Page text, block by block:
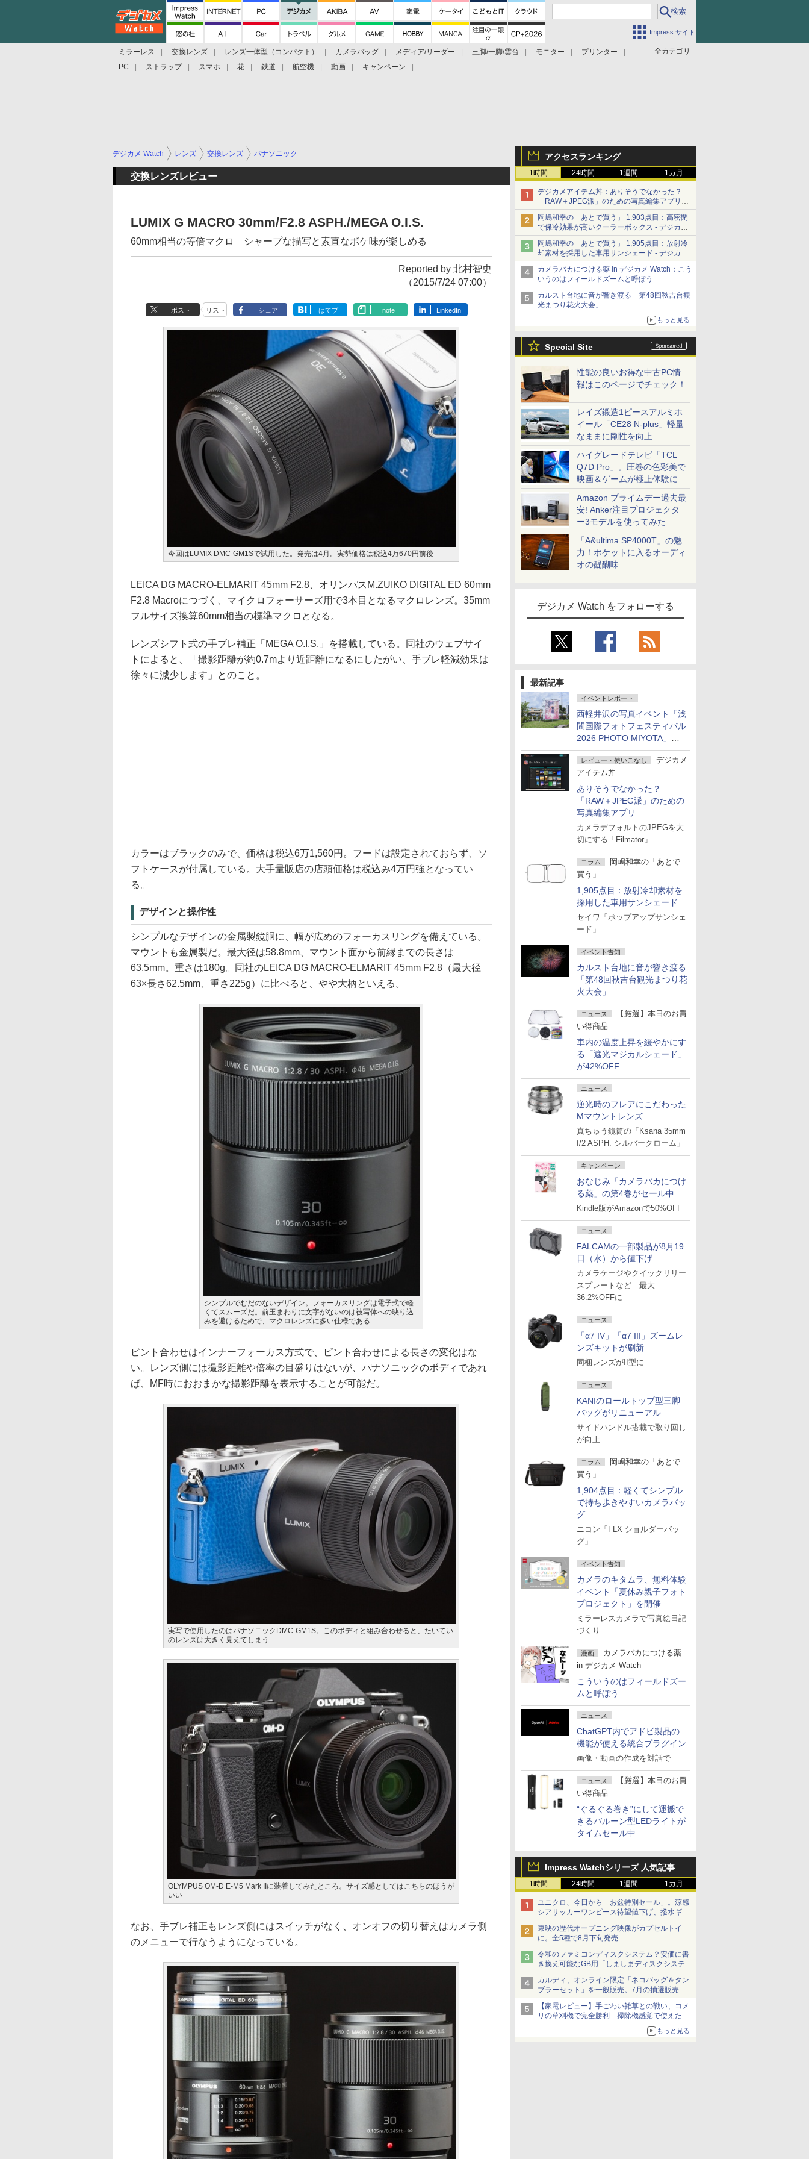
Impress サイト
全カテゴリ
ミラーレス 交換レンズ レンズ一体型（コンパクト） カメラバッグ メディア/リーダー 三脚/一脚/雲台 モニター
プリンター
PC
ストラップ スマホ 花 鉄道 航空機 動画 キャンペーン
アクセスランキング
1時間 24時間 1週間 1カ月
デジカメアイテム丼：ありそうでなかった？
「RAW＋JPEG派」のための写真編集アプリ
カメラデフォルトのJPEGを大切にする
「Filmator」
岡嶋和幸の「あとで買う」 1,903点目：高密閉
で保冷効果が高いクーラーボックス - デジカメ
Watch
岡嶋和幸の「あとで買う」 1,905点目：放射冷
却素材を採用した車用サンシェード - デジカメ
Watch
カメラバカにつける薬 in デジカメ Watch：こう
いうのはフィールドズームと呼ぼう
カルスト台地に音が響き渡る「第48回秋吉台観
光まつり花火大会」
もっと見る
Special Site
性能の良いお得な中古PC情
報はこのページでチェック！
レイズ鍛造1ピースアルミホ
イール「CE28 N-plus」軽量
なままに剛性を向上
ハイグレードテレビ「TCL
Q7D Pro」。圧巻の色彩美で
映画＆ゲームが極上体験に
Amazon プライムデー過去最
安! Anker注目プロジェクタ
ー3モデルを使ってみた
「A&ultima SP4000T」の魅
力！ポケットに入るオーディ
オの醍醐味
デジカメ Watch をフォローする
最新記事
イベントレポート
西軽井沢の写真イベント「浅
間国際フォトフェスティバル
2026 PHOTO MIYOTA」が
開幕
レビュー・使いこなし
デジカメ
アイテム丼
ありそうでなかった？
「RAW＋JPEG派」のための
写真編集アプリ
カメラデフォルトのJPEGを大
切にする「Filmator」
コラム
岡嶋和幸の「あとで
買う」
1,905点目：放射冷却素材を
採用した車用サンシェード
セイワ「ポップアップサンシェ
ード」
イベント告知
カルスト台地に音が響き渡る
「第48回秋吉台観光まつり花
火大会」
ニュース
【厳選】本日のお買
い得商品
車内の温度上昇を緩やかにす
る「遮光マジカルシェード」
が42%OFF
ニュース
逆光時のフレアにこだわった
Mマウントレンズ
真ちゅう鏡筒の「Ksana 35mm
f/2 ASPH. シルバークローム」
キャンペーン
おなじみ「カメラバカにつけ
る薬」の第4巻がセール中
Kindle版がAmazonで50%OFF
ニュース
FALCAMの一部製品が8月19
日（水）から値下げ
カメラケージやクイックリリー
スプレートなど 最大
36.2%OFFに
ニュース
「α7 IV」「α7 III」ズームレ
ンズキットが刷新
同梱レンズがII型に
ニュース
KANIのロールトップ型三脚
バッグがリニューアル
サイドハンドル搭載で取り回し
が向上
コラム
岡嶋和幸の「あとで
買う」
1,904点目：軽くてシンプル
で持ち歩きやすいカメラバッ
グ
ニコン「FLX ショルダーバッ
グ」
イベント告知
カメラのキタムラ、無料体験
イベント「夏休み親子フォト
プロジェクト」を開催
ミラーレスカメラで写真絵日記
づくり
漫画
カメラバカにつける薬
in デジカメ Watch
こういうのはフィールドズー
ムと呼ぼう
ニュース
ChatGPT内でアドビ製品の
機能が使える統合プラグイン
画像・動画の作成を対話で
ニュース
【厳選】本日のお買
い得商品
“ぐるぐる巻き”にして運搬で
きるバルーン型LEDライトが
タイムセール中
Impress Watchシリーズ 人気記事
1時間 24時間 1週間 1カ月
ユニクロ、今日から「お盆特別セール」。涼感
シアサッカーワンピース待望値下げ、撥水ギア
ショーツは1990円に
東映の歴代オープニング映像がカプセルトイ
に。全5種で8月下旬発売
令和のファミコンディスクシステム？安価に書
き換え可能なGB用「しましまディスクシステ
ム」
カルディ、オンライン限定「ネコバッグ＆タン
ブラーセット」を一般販売。7月の抽選販売の
当選無効分
【家電レビュー】手ごわい雑草との戦い、コメ
リの草刈機で完全勝利 掃除機感覚で使えた
もっと見る
デジカメ Watch レンズ 交換レンズ パナソニック
交換レンズレビュー
LUMIX G MACRO 30mm/F2.8 ASPH./MEGA O.I.S.
60mm相当の等倍マクロ シャープな描写と素直なボケ味が楽しめる
Reported by 北村智史
（2015/7/24 07:00）
ポスト リスト シェア はてブ note LinkedIn
今回はLUMIX DMC-GM1Sで試用した。発売は4月。実勢価格は税込4万670円前後
LEICA DG MACRO-ELMARIT 45mm F2.8、オリンパスM.ZUIKO DIGITAL ED 60mm
F2.8 Macroにつづく、マイクロフォーサーズ用で3本目となるマクロレンズ。35mm
フルサイズ換算60mm相当の標準マクロとなる。
レンズシフト式の手ブレ補正「MEGA O.I.S.」を搭載している。同社のウェブサイ
トによると、「撮影距離が約0.7mより近距離になるにしたがい、手ブレ軽減効果は
徐々に減少します」とのこと。
カラーはブラックのみで、価格は税込6万1,560円。フードは設定されておらず、ソ
フトケースが付属している。大手量販店の店頭価格は税込み4万円強となってい
る。
デザインと操作性
シンプルなデザインの金属製鏡胴に、幅が広めのフォーカスリングを備えている。
マウントも金属製だ。最大径は58.8mm、マウント面から前縁までの長さは
63.5mm。重さは180g。同社のLEICA DG MACRO-ELMARIT 45mm F2.8（最大径
63×長さ62.5mm、重さ225g）に比べると、やや大柄といえる。
シンプルでむだのないデザイン。フォーカスリングは電子式で軽
くてスムーズだ。前玉まわりに文字がないのは被写体への映り込
みを避けるためで、マクロレンズに多い仕様である
ピント合わせはインナーフォーカス方式で、ピント合わせによる長さの変化はな
い。レンズ側には撮影距離や倍率の目盛りはないが、パナソニックのボディであれ
ば、MF時におおまかな撮影距離を表示することが可能だ。
実写で使用したのはパナソニックDMC-GM1S。このボディと組み合わせると、たいてい
のレンズは大きく見えてしまう
OLYMPUS OM-D E-M5 Mark IIに装着してみたところ。サイズ感としてはこちらのほうが
いい
なお、手ブレ補正もレンズ側にはスイッチがなく、オンオフの切り替えはカメラ側
のメニューで行なうようになっている。